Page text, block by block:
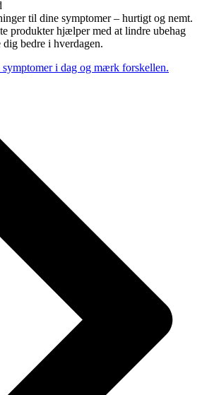
til dine symptomer – hurtigt og nemt.
produkter hjælper med at lindre ubehag
bedre i hverdagen.
symptomer i dag og mærk forskellen.